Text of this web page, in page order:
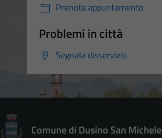
Prenota appuntamento
Problemi in città
Segnala disservizio
Comune di Dusino San Michele